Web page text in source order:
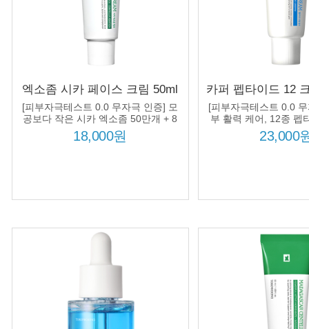
엑소좀 시카 페이스 크림 50ml
울긋 불긋 피부 진정 케어 병풀
[피부자극테스트 0.0 무자극 인증] 모
공보다 작은 시카 엑소좀 50만개 + 8
종 시카 컴플렉스 + 8종 히알루론산
컴플렉스 처방!
18,000원
카퍼 펩타이드 12
름 탄력 케어 99%
타이드 함
[피부자극테스트 0.0
부 활력 케어, 12종 펩
펩타이드 + 히알루론
방!
23,000